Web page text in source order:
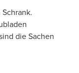
die Sachen